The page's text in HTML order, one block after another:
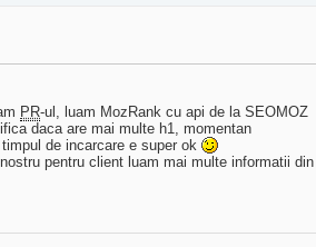
PR-ul, luam MozRank cu api de la SEOMOZ
daca are mai multe h1, momentan
de incarcare e super ok
pentru client luam mai multe informatii